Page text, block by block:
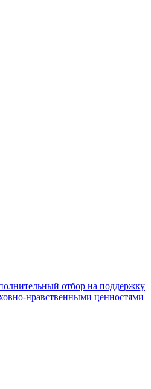
отбор на поддержку
нравственными ценностями